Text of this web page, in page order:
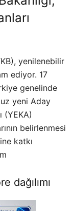
yenilenebilir
ediyor. 17
genelinde
yeni Aday
(YEKA)
belirlenmesi
katkı
dağılımı